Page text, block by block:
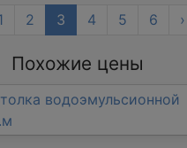
2 3 4 5 6 ›
Похожие цены
водоэмульсионной